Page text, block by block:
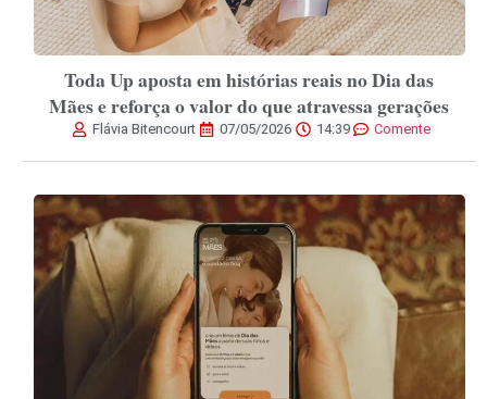
Toda Up aposta em histórias reais no Dia das
Mães e reforça o valor do que atravessa gerações
Flávia Bitencourt 07/05/2026 14:39 Comente